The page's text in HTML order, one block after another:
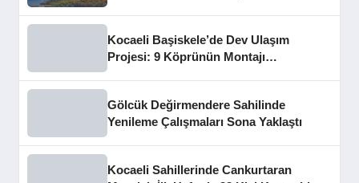
Kocaeli Başiskele’de Dev Ulaşım
Projesi: 9 Köprünün Montajı
Gölcük Değirmendere Sahilinde
Yenileme Çalışmaları Sona Yaklaştı
Kocaeli Sahillerinde Cankurtaran